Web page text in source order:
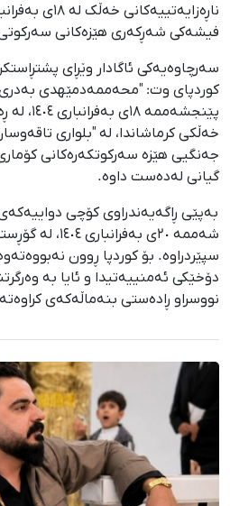
فیشەکی شەڕکەری هێزەکانی
سەرچاوەیەکی ئاگادار وێڕای
کوردپای وت: "محەممەدمێهدی
پێنجشەممە
خەڵكی کرماشاندا، لە "بلواری
جەنگیی هێزە سەرکوتکەرەکانی
گیانی لەدەست داوە.
بەپێی ڕاگەیەندراوی کۆچی
شەممە ٢٠ی
سپێردراوە. بۆ کوردپا ڕوون
دۆخێکی ئەمنییەتیدا و ئایا بە
نووسراو ڕادەستی بنەماڵەکەی